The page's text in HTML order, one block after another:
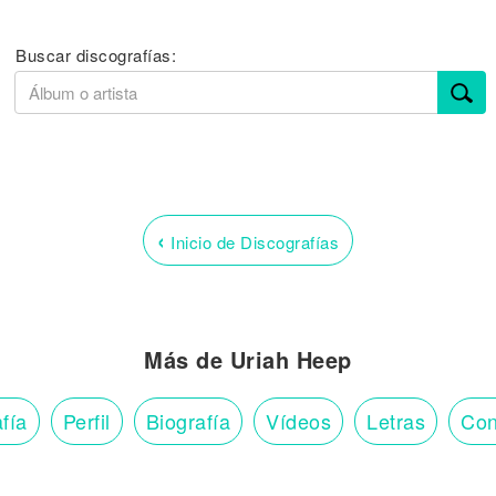
Buscar discografías:
‹ Inicio de Discografías
Más de Uriah Heep
Perfil Biografía Vídeos Letras